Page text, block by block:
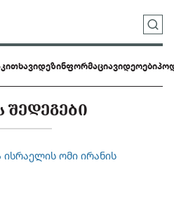
დეზინფორმაციავიდეოები
ᲨᲔᲓᲔᲒᲔᲑᲘ
ისრაელის ომი ირანის